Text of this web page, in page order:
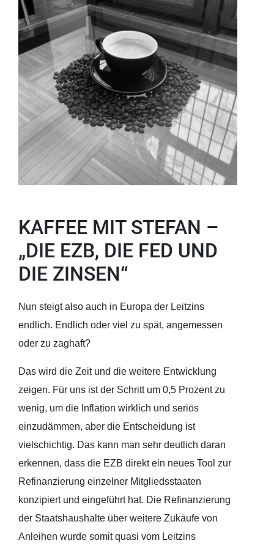
KAFFEE MIT STEFAN –
„DIE EZB, DIE FED UND
DIE ZINSEN“
Nun steigt also auch in Europa der Leitzins
endlich. Endlich oder viel zu spät, angemessen
oder zu zaghaft?
Das wird die Zeit und die weitere Entwicklung
zeigen. Für uns ist der Schritt um 0,5 Prozent zu
wenig, um die Inflation wirklich und seriös
einzudämmen, aber die Entscheidung ist
vielschichtig. Das kann man sehr deutlich daran
erkennen, dass die EZB direkt ein neues Tool zur
Refinanzierung einzelner Mitgliedsstaaten
konzipiert und eingeführt hat. Die Refinanzierung
der Staatshaushalte über weitere Zukäufe von
Anleihen wurde somit quasi vom Leitzins